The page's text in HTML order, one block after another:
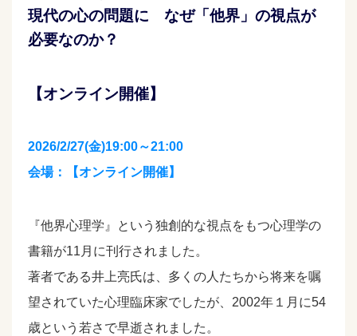
現代の心の問題に なぜ「他界」の視点が
必要なのか？
【オンライン開催】
2026/2/27(金)19:00～21:00
会場：【オンライン開催】
『他界心理学』という独創的な視点をもつ心理学の
書籍が11月に刊行されました。
著者である井上亮氏は、多くの人たちから将来を嘱
望されていた心理臨床家でしたが、2002年１月に54
歳という若さで早逝されました。